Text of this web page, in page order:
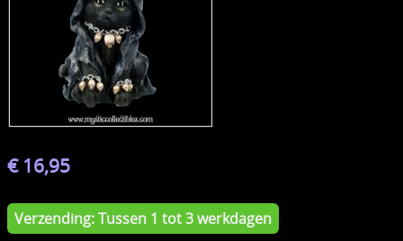
€ 16,95
Verzending: Tussen 1 tot 3 werkdagen